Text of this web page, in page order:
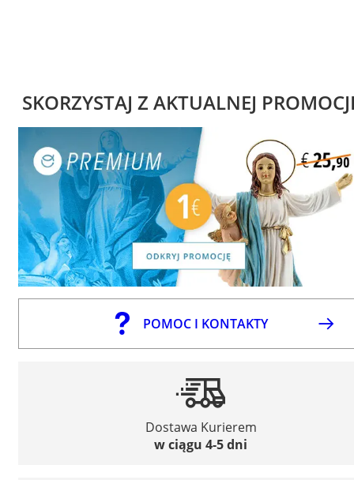
SKORZYSTAJ Z AKTUALNEJ
POMOC I KONTAKTY
Dostawa Kurierem
w ciągu 4-5 dni